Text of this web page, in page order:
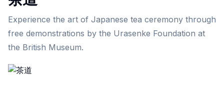
Experience the art of Japanese tea ceremony through
free demonstrations by the Urasenke Foundation at
the British Museum.